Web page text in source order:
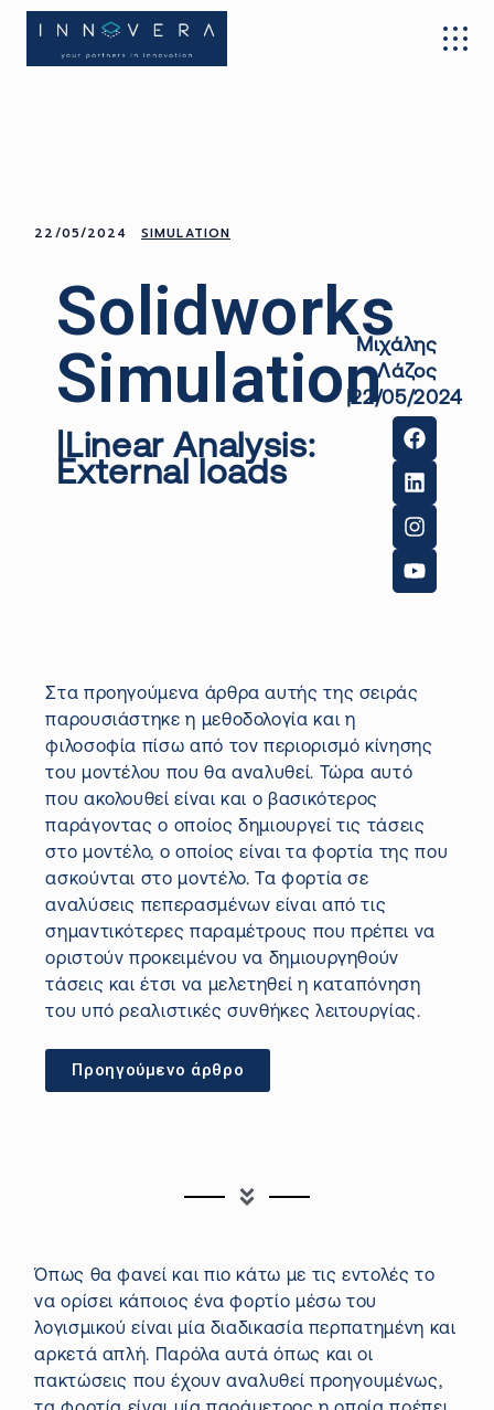
22/05/2024 SIMULATION
Solidworks
Simulation
|Linear Analysis:
External loads
Μιχάλης
Λάζος
|22/05/2024
Στα προηγούμενα άρθρα αυτής της σειράς
παρουσιάστηκε η μεθοδολογία και η
φιλοσοφία πίσω από τον περιορισμό κίνησης
του μοντέλου που θα αναλυθεί. Τώρα αυτό
που ακολουθεί είναι και ο βασικότερος
παράγοντας ο οποίος δημιουργεί τις τάσεις
στο μοντέλο, ο οποίος είναι τα φορτία της που
ασκούνται στο μοντέλο.
Τα φορτία σε
αναλύσεις πεπερασμένων είναι από τις
σημαντικότερες παραμέτρους που πρέπει να
οριστούν προκειμένου να δημιουργηθούν
τάσεις και έτσι να μελετηθεί η καταπόνηση
του υπό ρεαλιστικές συνθήκες λειτουργίας.
Προηγούμενο άρθρο
Όπως θα φανεί και πιο κάτω με τις εντολές το
να ορίσει κάποιος ένα φορτίο μέσω του
λογισμικού είναι μία διαδικασία περπατημένη και
αρκετά απλή. Παρόλα αυτά όπως και οι
πακτώσεις που έχουν αναλυθεί προηγουμένως,